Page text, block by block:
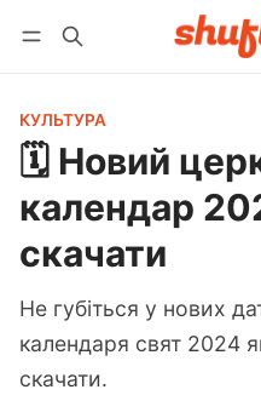
КУЛЬТУРА
🗓️ Новий
календар
скачати
Не губіться у нових
календаря свят 2024
скачати.